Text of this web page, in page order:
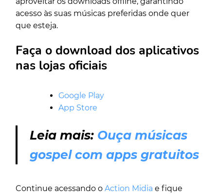
acesso às suas músicas preferidas onde quer
que esteja.
Faça o download dos aplicativos
nas lojas oficiais
Google Play
App Store
Leia mais: Ouça músicas
gospel com apps gratuitos
Continue acessando o Action Midia e fique